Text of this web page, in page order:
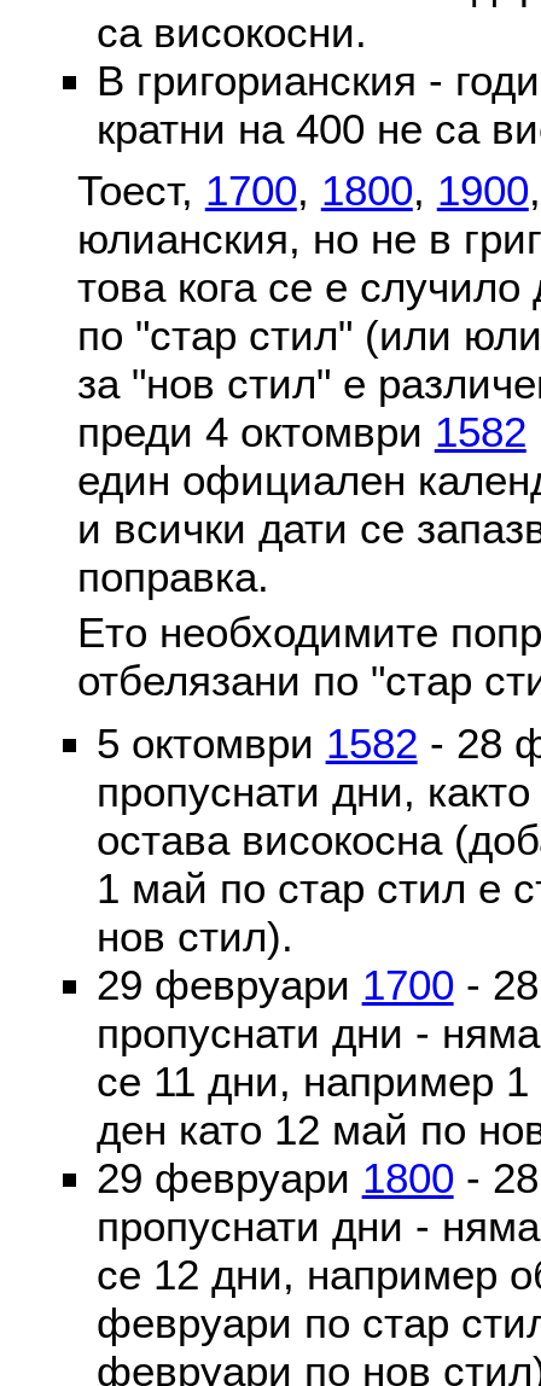
са високосни.
В григорианския -
кратни на 400 не са
Тоест, 1700, 1800, 1900
юлианския, но не в
това кога се е
по "стар стил" (или
за "нов стил" е
преди 4 октомври 1582
един официален
и всички дати се
поправка.
Ето необходимите
отбелязани по "стар
5 октомври 1582 - 28
пропуснати дни,
остава високосна
1 май по стар стил е
нов стил).
29 февруари 1700 -
пропуснати дни -
се 11 дни, например
ден като 12 май по
29 февруари 1800 -
пропуснати дни -
се 12 дни, например
февруари по стар
февруари по нов